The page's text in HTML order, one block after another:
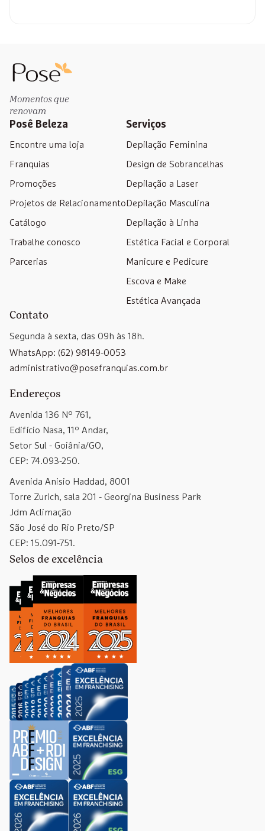
Momentos que
renovam
Posê Beleza
Encontre uma loja
Franquias
Promoções
Projetos de Relacionamento
Catálogo
Trabalhe conosco
Parcerias
Serviços
Depilação Feminina
Design de Sobrancelhas
Depilação a Laser
Depilação Masculina
Depilação à Linha
Estética Facial e Corporal
Manicure e Pedicure
Escova e Make
Estética Avançada
Contato
Segunda à sexta, das 09h às 18h.
WhatsApp: (62) 98149-0053
administrativo@posefranquias.com.br
Endereços
Avenida 136 Nº 761,
Edifício Nasa, 11º Andar,
Setor Sul - Goiânia/GO,
CEP: 74.093-250.
Avenida Anisio Haddad, 8001
Torre Zurich, sala 201 - Georgina Business Park
Jdm Aclimação
São José do Rio Preto/SP
CEP: 15.091-751.
Selos de excelência